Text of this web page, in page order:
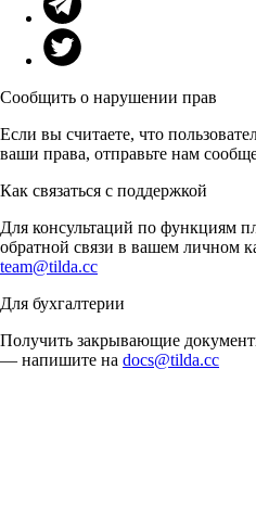
Сообщить о нарушении прав
Если вы считаете, что
ваши права, отправьте нам
Как связаться с поддержкой
Для консультаций по функциям
обратной связи в вашем личном
team@tilda.cc
Для бухгалтерии
Получить закрывающие
— напишите на docs@tilda.cc